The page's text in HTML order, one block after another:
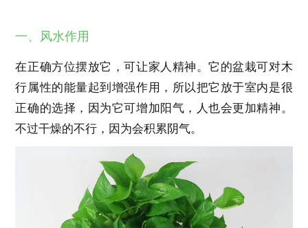
一、风水作用
在正确方位摆放它，可让家人精神。它的盆栽可对木
行属性的能量起到增强作用，所以把它放于室内是很
正确的选择，因为它可增加阳气，人也会更加精神。
不过干燥的不行，因为会积累阴气。